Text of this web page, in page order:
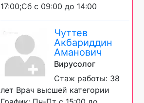
17:00;Сб с 09:00 до 14:00
Чуттев
Акбариддин
Аманович
Вирусолог
Стаж работы: 38
лет Врач высшей категории